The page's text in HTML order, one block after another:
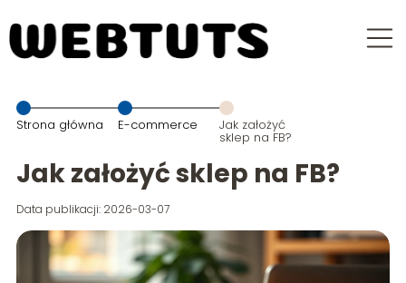
Strona główna E-commerce Jak założyć
sklep na FB?
Jak założyć sklep na FB?
Data publikacji: 2026-03-07